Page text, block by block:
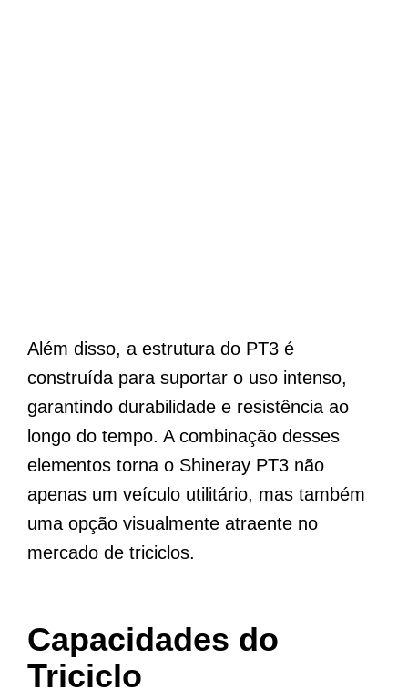
Além disso, a estrutura do PT3 é
construída para suportar o uso intenso,
garantindo durabilidade e resistência ao
longo do tempo. A combinação desses
elementos torna o Shineray PT3 não
apenas um veículo utilitário, mas também
uma opção visualmente atraente no
mercado de triciclos.
Capacidades do
Triciclo